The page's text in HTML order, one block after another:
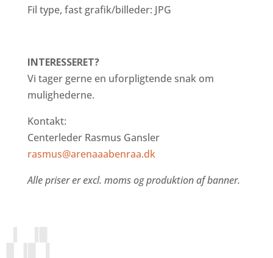
Fil type, fast grafik/billeder: JPG
INTERESSERET?
Vi tager gerne en uforpligtende snak om
mulighederne.
Kontakt:
Centerleder Rasmus Gansler
rasmus@arenaaabenraa.dk
Alle priser er excl. moms og produktion af banner.